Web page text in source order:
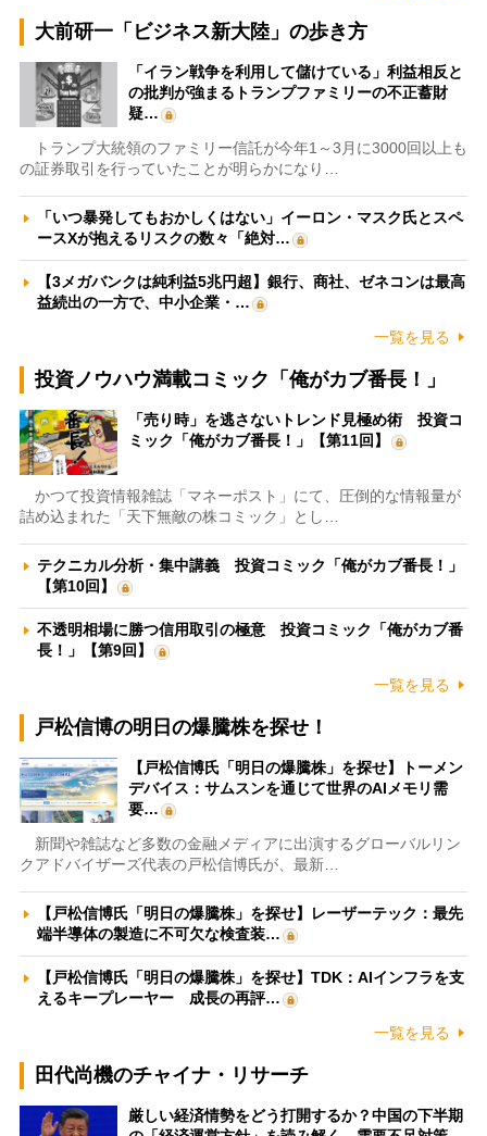
大前研一「ビジネス新大陸」の歩き方
「イラン戦争を利用して儲けている」利益相反と
の批判が強まるトランプファミリーの不正蓄財
疑…
トランプ大統領のファミリー信託が今年1～3月に3000回以上も
の証券取引を行っていたことが明らかになり…
「いつ暴発してもおかしくはない」イーロン・マスク氏とスペ
ースXが抱えるリスクの数々「絶対…
【3メガバンクは純利益5兆円超】銀行、商社、ゼネコンは最高
益続出の一方で、中小企業・…
一覧を見る
投資ノウハウ満載コミック「俺がカブ番長！」
「売り時」を逃さないトレンド見極め術 投資コ
ミック「俺がカブ番長！」【第11回】
かつて投資情報雑誌「マネーポスト」にて、圧倒的な情報量が
詰め込まれた「天下無敵の株コミック」とし…
テクニカル分析・集中講義 投資コミック「俺がカブ番長！」
【第10回】
不透明相場に勝つ信用取引の極意 投資コミック「俺がカブ番
長！」【第9回】
一覧を見る
戸松信博の明日の爆騰株を探せ！
【戸松信博氏「明日の爆騰株」を探せ】トーメン
デバイス：サムスンを通じて世界のAIメモリ需
要…
新聞や雑誌など多数の金融メディアに出演するグローバルリン
クアドバイザーズ代表の戸松信博氏が、最新…
【戸松信博氏「明日の爆騰株」を探せ】レーザーテック：最先
端半導体の製造に不可欠な検査装…
【戸松信博氏「明日の爆騰株」を探せ】TDK：AIインフラを支
えるキープレーヤー 成長の再評…
一覧を見る
田代尚機のチャイナ・リサーチ
厳しい経済情勢をどう打開するか？中国の下半期